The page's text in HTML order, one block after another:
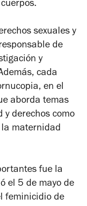
sexuales y
de
y
cada
, en el
aborda temas
y derechos como
maternidad
fue la
el 5 de mayo de
feminicidio de